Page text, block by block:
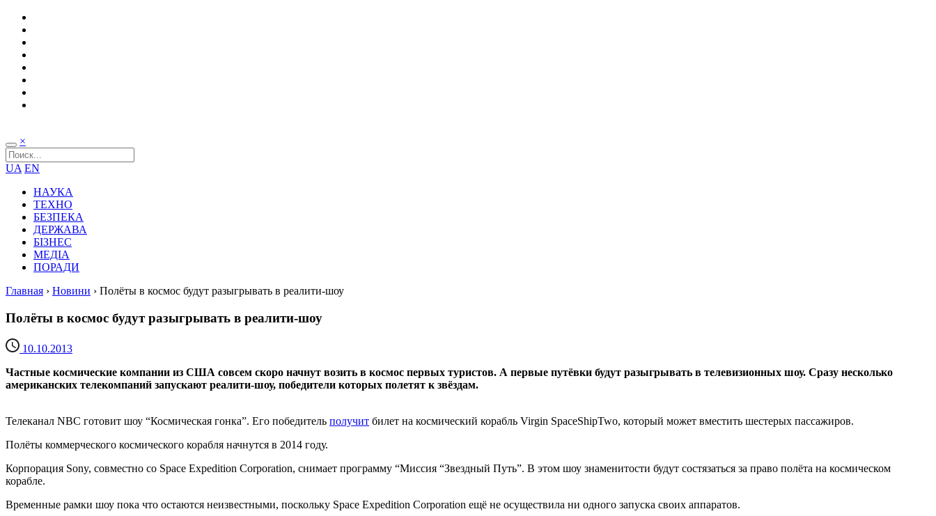
×
UA EN
НАУКА
ТЕХНО
БЕЗПЕКА
ДЕРЖАВА
БІЗНЕС
МЕДІА
ПОРАДИ
Главная › Новини › Полёты в космос будут разыгрывать в реалити-шоу
Полёты в космос будут разыгрывать в реалити-шоу
10.10.2013
Частные космические компании из США совсем скоро начнут возить в космос первых туристов. А первые путёвки будут разыгрывать в телевизионных шоу. Сразу несколько
американских телекомпаний запускают реалити-шоу, победители которых полетят к звёздам.
Телеканал NBC готовит шоу “Космическая гонка”. Его победитель получит билет на космический корабль Virgin SpaceShipTwo, который может вместить шестерых пассажиров.
Полёты коммерческого космического корабля начнутся в 2014 году.
Корпорация Sony, совместно со Space Expedition Corporation, снимает программу “Миссия “Звездный Путь”. В этом шоу знаменитости будут состязаться за право полёта на космическом
корабле.
Временные рамки шоу пока что остаются неизвестными, поскольку Space Expedition Corporation ещё не осуществила ни одного запуска своих аппаратов.